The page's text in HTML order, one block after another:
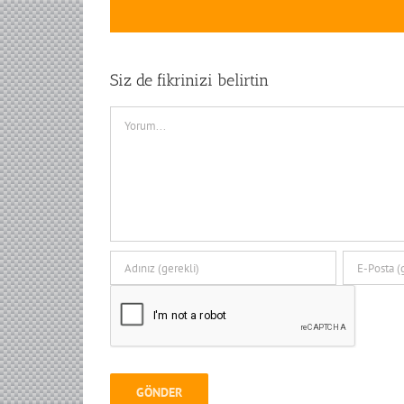
Siz de fikrinizi belirtin
Comment